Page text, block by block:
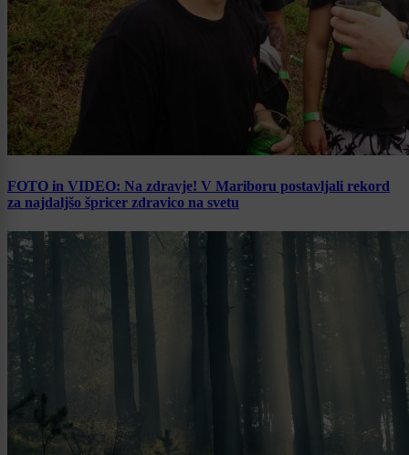
FOTO in VIDEO: Na zdravje! V Mariboru postavljali rekord
za najdaljšo špricer zdravico na svetu